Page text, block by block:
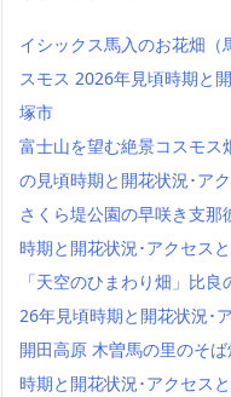
イシックス馬入のお花畑（
スモス 2026年見頃時期と
塚市
富士山を望む絶景コスモス
の見頃時期と開花状況･ア
さくら堤公園の早咲き支
時期と開花状況･アクセス
「天空のひまわり畑」比
26年見頃時期と開花状況･
開田高原 木曽馬の里のそ
時期と開花状況･アクセス